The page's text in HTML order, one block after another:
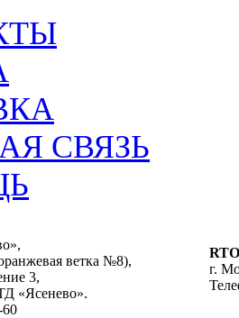
СВЯЗЬ
ветка №8),
3,
«Ясенево».
г.